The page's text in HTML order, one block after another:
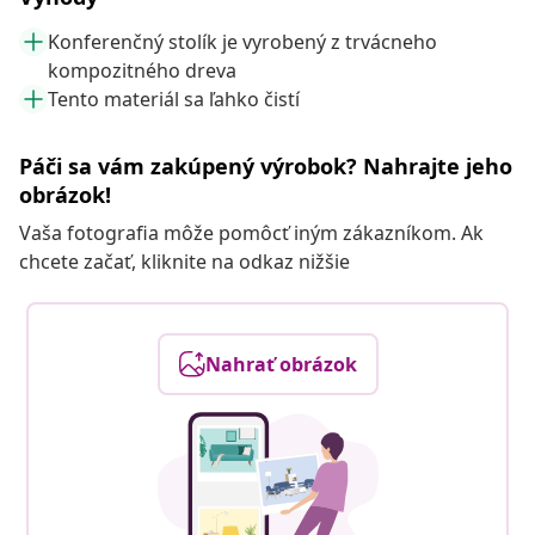
Konferenčný stolík je vyrobený z trvácneho
kompozitného dreva
Tento materiál sa ľahko čistí
Páči sa vám zakúpený výrobok? Nahrajte jeho
obrázok!
Vaša fotografia môže pomôcť iným zákazníkom. Ak
chcete začať, kliknite na odkaz nižšie
Nahrať obrázok